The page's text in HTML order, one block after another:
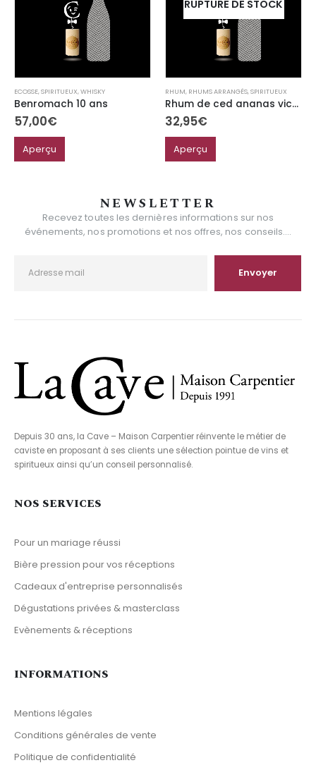
ECOSSE,SPIRITUEUX,WHISKY
Benromach 10 ans
57,00€
Aperçu
RUPTURE DE STOCK
RHUM, RHUMS ARRANGÉS,SPIRITUEUX
Rhum de ced ananas victoria 70cl
32,95€
Aperçu
NEWSLETTER
Recevez toutes les dernières informations sur nos
événements, nos promotions et nos offres, nos conseils....
Depuis 30 ans, la Cave – Maison Carpentier réinvente le métier de
caviste en proposant à ses clients une sélection pointue de vins et
spiritueux ainsi qu’un conseil personnalisé.
NOS SERVICES
Pour un mariage réussi
Bière pression pour vos réceptions
Cadeaux d'entreprise personnalisés
Dégustations privées & masterclass
Evènements & réceptions
INFORMATIONS
Mentions légales
Conditions générales de vente
Politique de confidentialité